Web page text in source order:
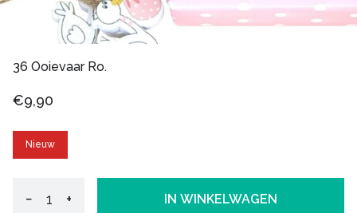
36 Ooievaar Ro.
€9,90
Nieuw
− + IN WINKELWAGEN